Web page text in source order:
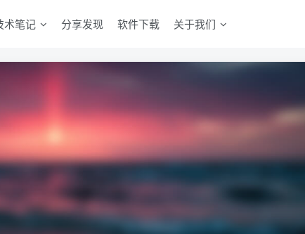
术笔记 分享发现 软件下载 关于我们